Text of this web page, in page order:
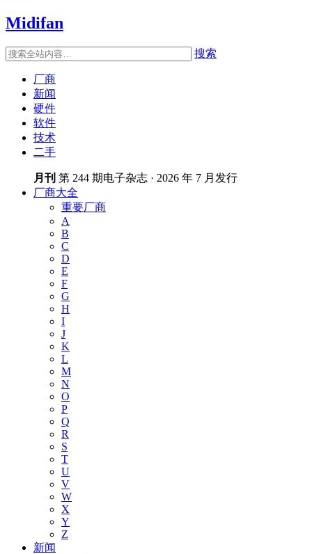
Midifan
搜索
厂商
新闻
硬件
软件
技术
二手
月刊 第 244 期电子杂志 · 2026 年 7 月发行
厂商大全
重要厂商
A
B
C
D
E
F
G
H
I
J
K
L
M
N
O
P
Q
R
S
T
U
V
W
X
Y
Z
新闻